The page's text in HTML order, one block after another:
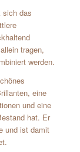
das
tragen,
werden.
eine
und eine
hat. Er
und ist damit